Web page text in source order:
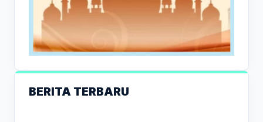
BERITA TERBARU